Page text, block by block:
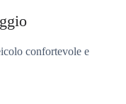
confortevole e